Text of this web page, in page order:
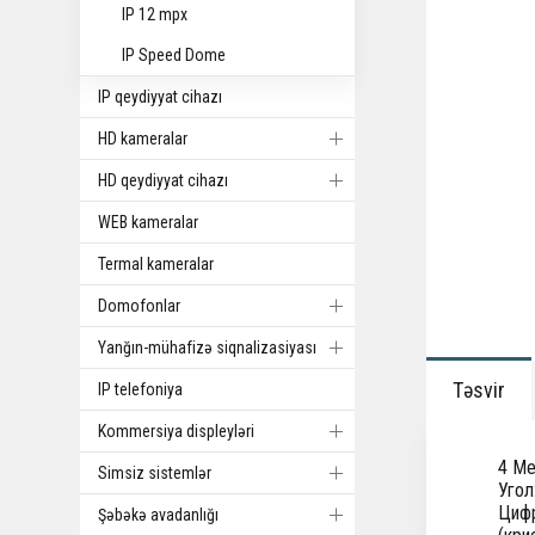
IP 12 mpx
IP Speed Dome
IP qeydiyyat cihazı
HD kameralar
HD qeydiyyat cihazı
WEB kameralar
Termal kameralar
Domofonlar
Yanğın-mühafizə siqnalizasiyası
IP telefoniya
Kommersiya displeyləri
Simsiz sistemlər
Şəbəkə avadanlığı
Təsvir
4